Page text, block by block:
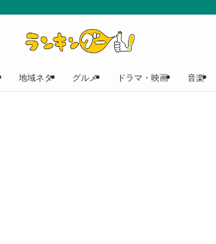
地域ネタ グルメ ドラマ・映画 音楽